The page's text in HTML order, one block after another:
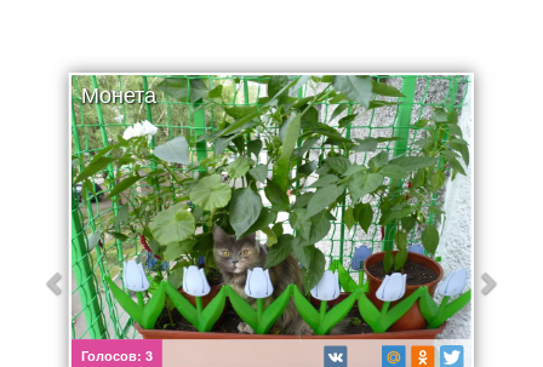
Обучение Проекты
Поздравления Погода
Монета
Голосов: 3